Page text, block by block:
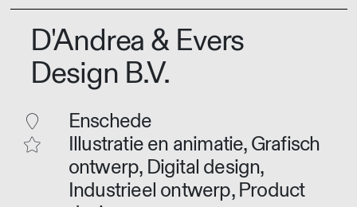
D'Andrea & Evers
Design B.V.
Enschede
Illustratie en animatie, Grafisch
ontwerp, Digital design,
Industrieel ontwerp, Product